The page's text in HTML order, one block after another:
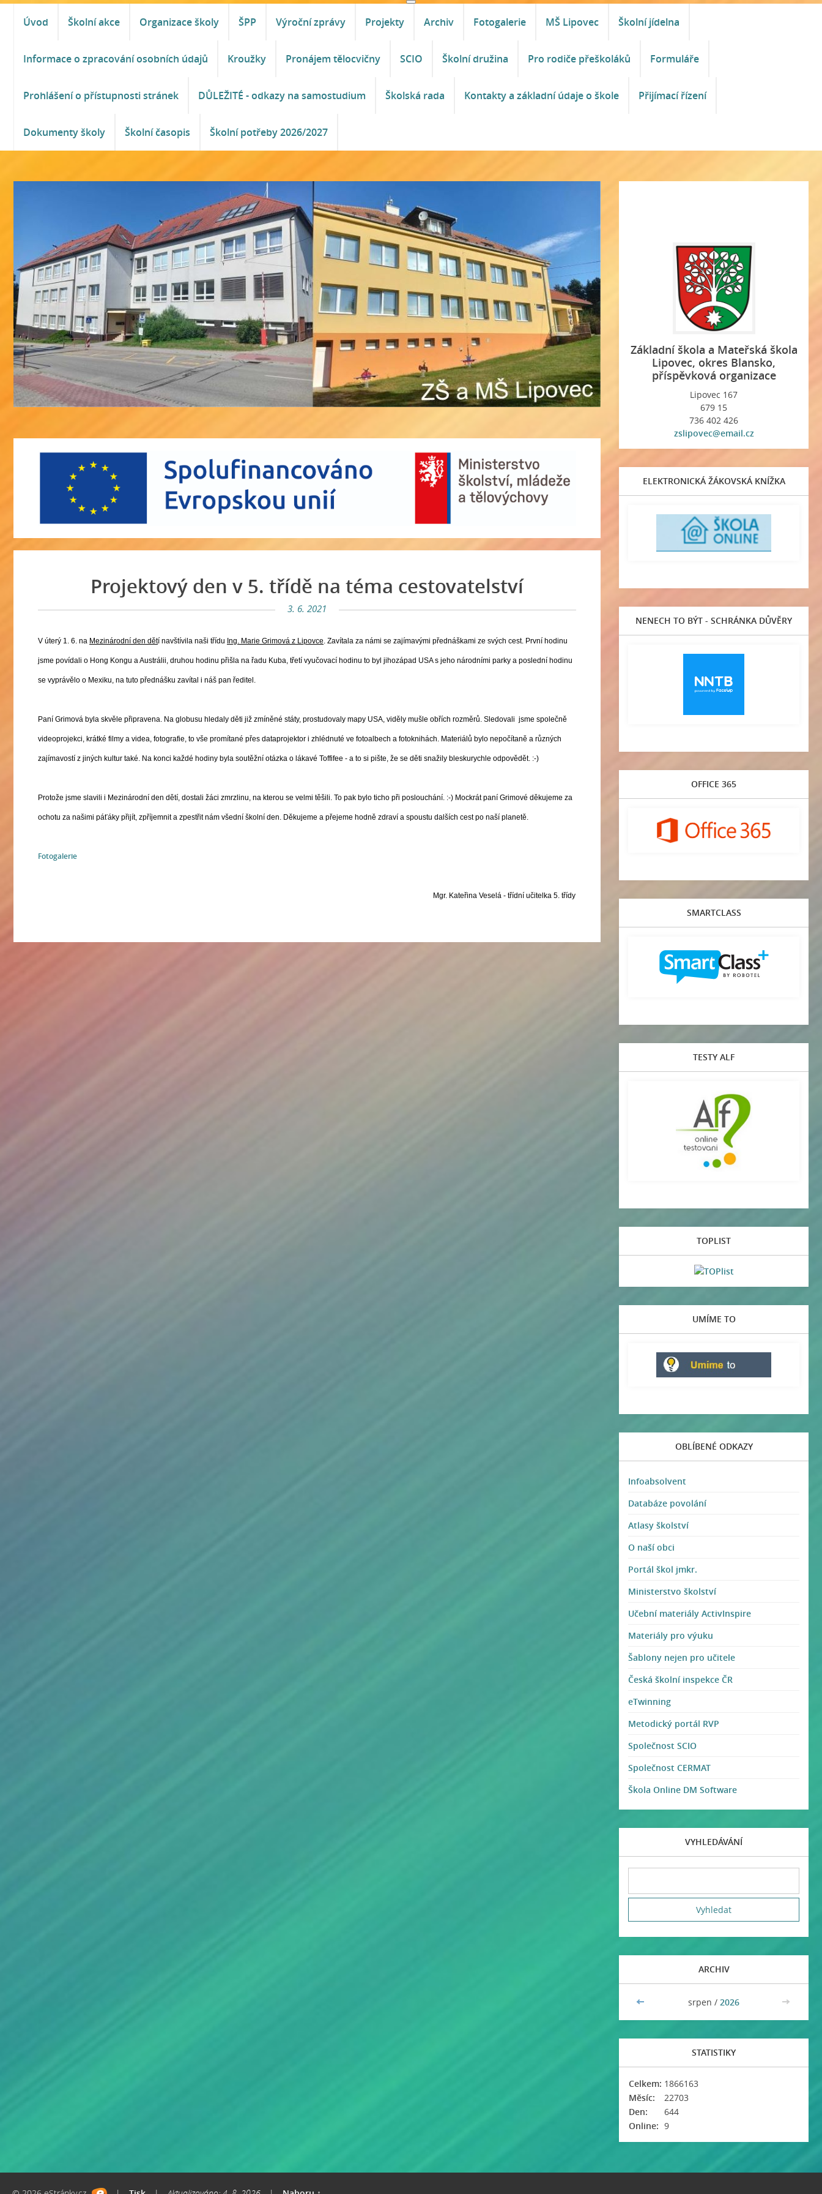
Úvod Školní akce Organizace školy ŠPP Výroční zprávy Projekty Archiv Fotogalerie MŠ Lipovec Školní jídelna
Informace o zpracování osobních údajů Kroužky Pronájem tělocvičny SCIO Školní družina Pro rodiče přeškoláků Formuláře
Prohlášení o přístupnosti stránek DŮLEŽITÉ - odkazy na samostudium Školská rada Kontakty a základní údaje o škole Přijímací řízení
Dokumenty školy Školní časopis Školní potřeby 2026/2027
Projektový den v 5. třídě na téma cestovatelství
3. 6. 2021
V úterý 1. 6. na Mezinárodní den dětí navštívila naši třídu Ing. Marie Grimová z Lipovce. Zavítala za námi se zajímavými přednáškami ze svých cest. První hodinu
jsme povídali o Hong Kongu a Austrálii, druhou hodinu přišla na řadu Kuba, třetí vyučovací hodinu to byl jihozápad USA s jeho národními parky a poslední hodinu
se vyprávělo o Mexiku, na tuto přednášku zavítal i náš pan ředitel.
Paní Grimová byla skvěle připravena. Na globusu hledaly děti již zmíněné státy, prostudovaly mapy USA, viděly mušle obřích rozměrů. Sledovali jsme společně
videoprojekci, krátké filmy a videa, fotografie, to vše promítané přes dataprojektor i zhlédnuté ve fotoalbech a fotoknihách. Materiálů bylo nepočítaně a různých
zajímavostí z jiných kultur také. Na konci každé hodiny byla soutěžní otázka o lákavé Toffifee - a to si pište, že se děti snažily bleskurychle odpovědět. :-)
Protože jsme slavili i Mezinárodní den dětí, dostali žáci zmrzlinu, na kterou se velmi těšili. To pak bylo ticho při poslouchání. :-) Mockrát paní Grimové děkujeme za
ochotu za našimi páťáky přijít, zpříjemnit a zpestřit nám všední školní den. Děkujeme a přejeme hodně zdraví a spoustu dalších cest po naší planetě.
Fotogalerie
Mgr. Kateřina Veselá - třídní učitelka 5. třídy
Základní škola a Mateřská škola
Lipovec, okres Blansko,
příspěvková organizace
Lipovec 167
679 15
736 402 426
zslipovec@email.cz
ELEKTRONICKÁ ŽÁKOVSKÁ KNÍŽKA
NENECH TO BÝT - SCHRÁNKA DŮVĚRY
OFFICE 365
SMARTCLASS
TESTY ALF
TOPLIST
UMÍME TO
OBLÍBENÉ ODKAZY
Infoabsolvent
Databáze povolání
Atlasy školství
O naší obci
Portál škol jmkr.
Ministerstvo školství
Učební materiály ActivInspire
Materiály pro výuku
Šablony nejen pro učitele
Česká školní inspekce ČR
eTwinning
Metodický portál RVP
Společnost SCIO
Společnost CERMAT
Škola Online DM Software
VYHLEDÁVÁNÍ
ARCHIV
<< srpen / 2026 >>
STATISTIKY
Online: 9
Celkem: 1866163
Měsíc:
22703
Den:
644